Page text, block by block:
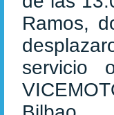
Ramos,
servicio